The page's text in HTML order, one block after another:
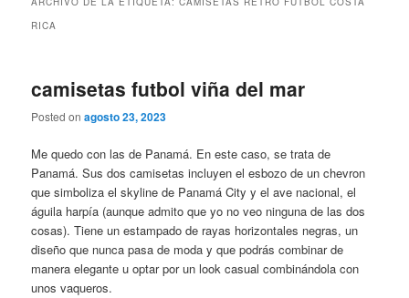
RICA
camisetas futbol viña del mar
Posted onagosto 23, 2023
Me quedo con las de Panamá. En este caso, se trata de
Panamá. Sus dos camisetas incluyen el esbozo de un chevron
que simboliza el skyline de Panamá City y el ave nacional, el
águila harpía (aunque admito que yo no veo ninguna de las dos
cosas). Tiene un estampado de rayas horizontales negras, un
diseño que nunca pasa de moda y que podrás combinar de
manera elegante u optar por un look casual combinándola con
unos vaqueros.